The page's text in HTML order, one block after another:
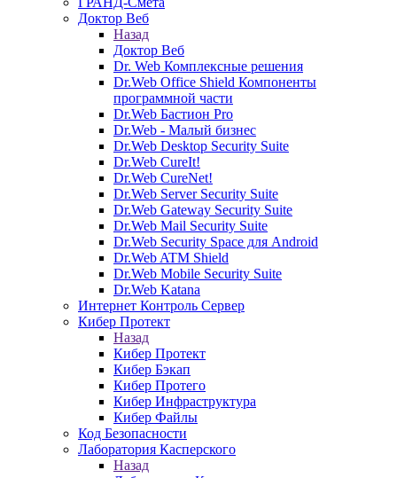
Доктор Веб
Назад
Доктор Веб
Dr. Web Комплексные решения
Dr.Web Office Shield Компоненты
программной части
Dr.Web Бастион Pro
Dr.Web - Малый бизнес
Dr.Web Desktop Security Suite
Dr.Web CureIt!
Dr.Web CureNet!
Dr.Web Server Security Suite
Dr.Web Gateway Security Suite
Dr.Web Mail Security Suite
Dr.Web Security Space для Android
Dr.Web ATM Shield
Dr.Web Mobile Security Suite
Dr.Web Katana
Интернет Контроль Сервер
Кибер Протект
Назад
Кибер Протект
Кибер Бэкап
Кибер Протего
Кибер Инфраструктура
Кибер Файлы
Код Безопасности
Лаборатория Касперского
Назад